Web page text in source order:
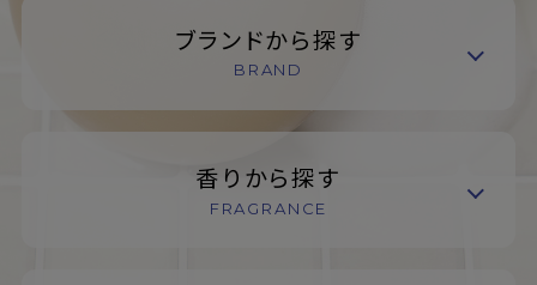
ブランドから探す
BRAND
香りから探す
FRAGRANCE